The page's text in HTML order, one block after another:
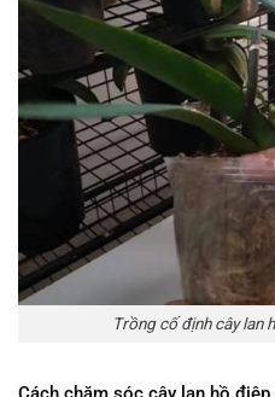
Trồng cố định cây lan